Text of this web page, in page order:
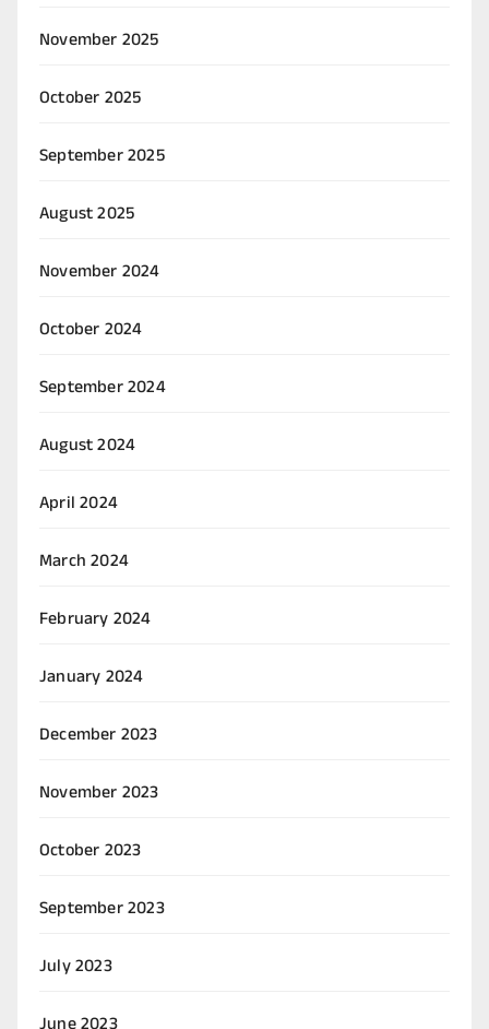
November 2025
October 2025
September 2025
August 2025
November 2024
October 2024
September 2024
August 2024
April 2024
March 2024
February 2024
January 2024
December 2023
November 2023
October 2023
September 2023
July 2023